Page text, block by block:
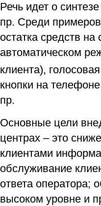
Речь идет о
пр. Среди
остатка средств
автоматическом
клиента),
кнопки на
пр.
Основные цели
центрах – это
клиентами
обслуживание
ответа оператора;
высоком уровне и